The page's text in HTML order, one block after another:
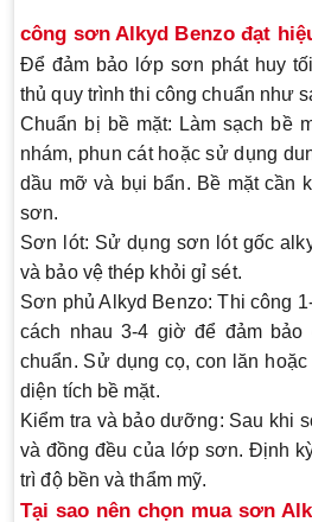
công sơn Alkyd Benzo đạt
Để đảm bảo lớp sơn phát huy
thủ quy trình thi công chuẩn như
Chuẩn bị bề mặt: Làm sạch bề
nhám, phun cát hoặc sử dụng
dầu mỡ và bụi bẩn. Bề mặt cần
sơn.
Sơn lót: Sử dụng sơn lót gốc
và bảo vệ thép khỏi gỉ sét.
Sơn phủ Alkyd Benzo: Thi công
cách nhau 3-4 giờ để đảm bảo
chuẩn. Sử dụng cọ, con lăn
diện tích bề mặt.
Kiểm tra và bảo dưỡng: Sau khi
và đồng đều của lớp sơn. Định
trì độ bền và thẩm mỹ.
Tại sao nên chọn mua sơn